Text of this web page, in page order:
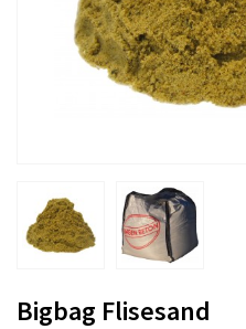
Bigbag Flisesand